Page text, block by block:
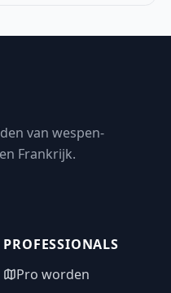
van wespen-
Frankrijk.
PROFESSIONALS
Pro worden